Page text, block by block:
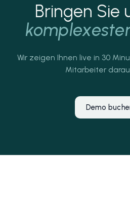
Bringen Sie
Wir zeigen Ihnen live in 30
Mitarbeiter
Demo